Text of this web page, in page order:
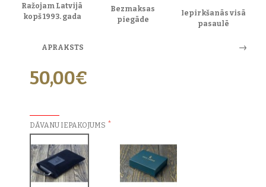
Ražojam Latvijā
kopš 1993. gada
Bezmaksas
piegāde
Iepirkšanās visā
pasaulē
APRAKSTS
50,00€
DĀVANU IEPAKOJUMS